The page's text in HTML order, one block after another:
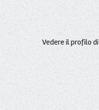
Vedere il profilo di